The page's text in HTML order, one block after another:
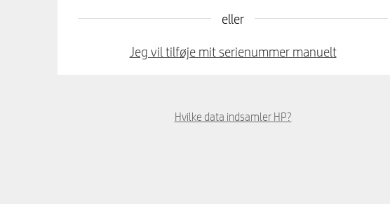
eller
Jeg vil tilføje mit serienummer manuelt
Hvilke data indsamler HP?